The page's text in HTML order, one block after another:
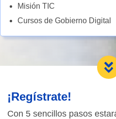
Misión TIC
Cursos de Gobierno Digital
¡Regístrate!
Con 5 sencillos pasos